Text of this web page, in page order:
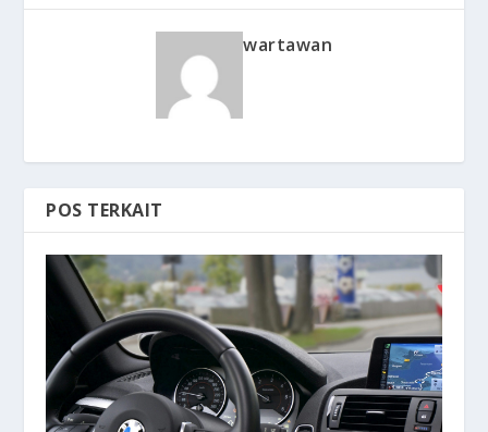
wartawan
POS TERKAIT